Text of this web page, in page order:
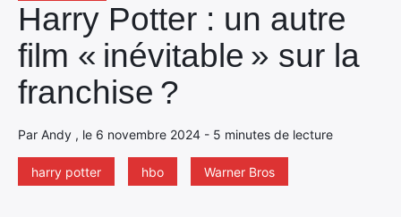
Harry Potter : un autre
film « inévitable » sur la
franchise ?
Par Andy , le 6 novembre 2024 - 5 minutes de lecture
harry potter hbo Warner Bros